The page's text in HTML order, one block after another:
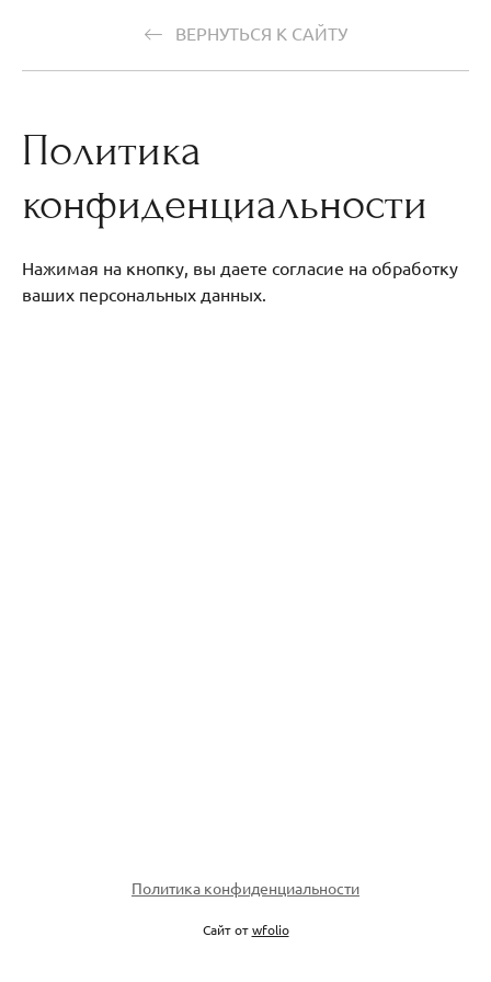
ВЕРНУТЬСЯ К САЙТУ
Политика
конфиденциальности
Нажимая на кнопку, вы даете согласие на обработку
ваших персональных данных.
Политика конфиденциальности
Сайт отwfolio